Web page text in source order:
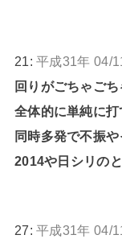
21:平成31年 04/
回りがごちゃご
全体的に単純に
同時多発で不振
2014や日シリの
27:平成31年 04/